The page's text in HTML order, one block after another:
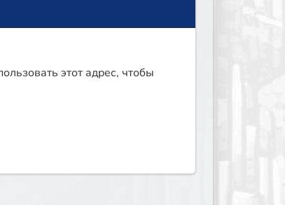
этот адрес, чтобы